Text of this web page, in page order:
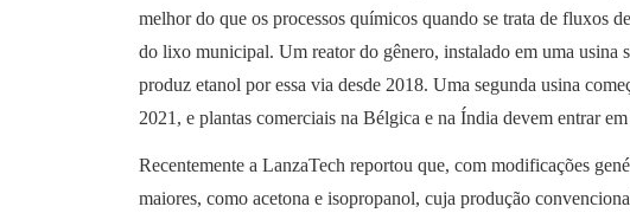
melhor do que os processos químicos quando se trata de fluxos
do lixo municipal. Um reator do gênero, instalado em uma
produz etanol por essa via desde 2018. Uma segunda usina
2021, e plantas comerciais na Bélgica e na Índia devem entrar
Recentemente a LanzaTech reportou que, com modificações
maiores, como acetona e isopropanol, cuja produção